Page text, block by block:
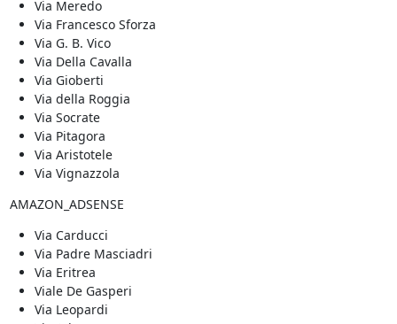
Via Meredo
Via Francesco Sforza
Via G. B. Vico
Via Della Cavalla
Via Gioberti
Via della Roggia
Via Socrate
Via Pitagora
Via Aristotele
Via Vignazzola
AMAZON_ADSENSE
Via Carducci
Via Padre Masciadri
Via Eritrea
Viale De Gasperi
Via Leopardi